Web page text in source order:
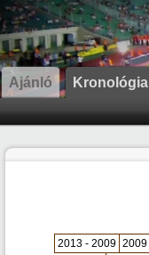
Ajánló Kronológia
2013 - 2009 2009